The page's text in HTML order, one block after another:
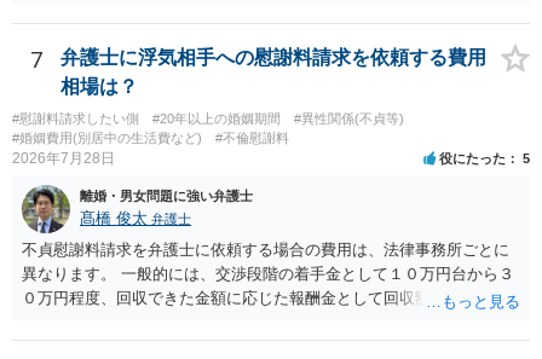
立て前に分籍届によってあなたの単独戸籍を編成しておく必要がある
でしょう。 法的に検討すべき課題が多いため、弁護士へ相談されるこ
とをお勧めします。
支障」の具体的判断の中で、現在の氏を使い続けることがなぜよくな
いのかが審理判断されることになる、というものになります。
7
弁護士に浮気相手への慰謝料請求を依頼する費用
相場は？
#慰謝料請求したい側 #20年以上の婚姻期間
#異性関係(不貞等)
#婚姻費用(別居中の生活費など)
#不倫慰謝料
2026年7月28日 役にたった 5
離婚・男女問題に強い弁護士
髙橋 俊太 弁護士
不貞慰謝料請求を弁護士に依頼する場合の費用は、法律事務所ごとに
異なります。 一般的には、交渉段階の着手金として１０万円台から３
０万円程度、回収できた金額に応じた報酬金として回収額の１０％か
には、追加着手金や日当、実費が発生することもあります。 もっと